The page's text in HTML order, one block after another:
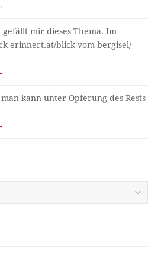
mir dieses Thema. Im
erinnert.at/blick-vom-bergisel/
kann unter Opferung des Rests